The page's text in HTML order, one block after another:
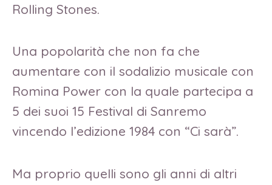
Rolling Stones.
Una popolarità che non fa che
aumentare con il sodalizio musicale con
Romina Power con la quale partecipa a
5 dei suoi 15 Festival di Sanremo
vincendo l’edizione 1984 con “Ci sarà”.
Ma proprio quelli sono gli anni di altri